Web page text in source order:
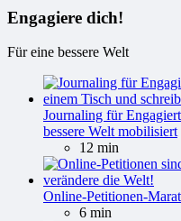
Engagiere dich!
Für eine bessere Welt
Journaling für
bessere Welt mobilisiert
12 min
Online-Petitionen-
6 min